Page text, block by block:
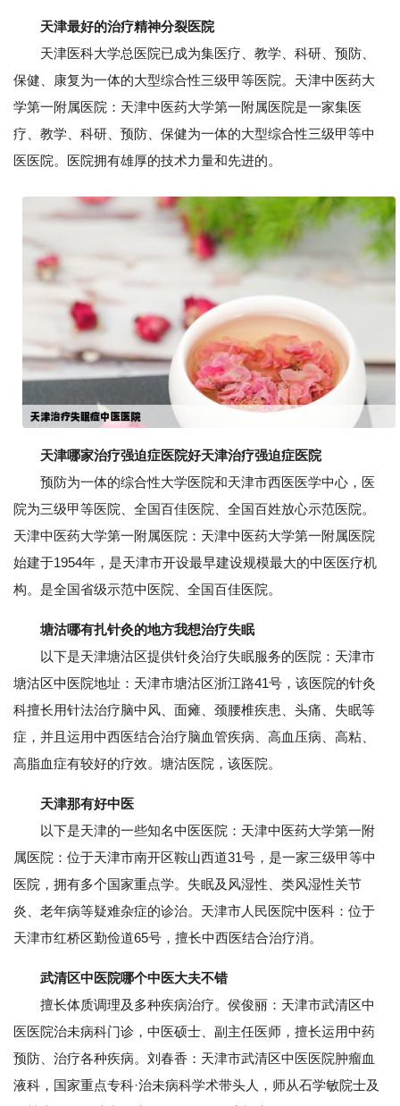
天津最好的治疗精神分裂医院
天津医科大学总医院已成为集医疗、教学、科研、预防、
保健、康复为一体的大型综合性三级甲等医院。天津中医药大
学第一附属医院：天津中医药大学第一附属医院是一家集医
疗、教学、科研、预防、保健为一体的大型综合性三级甲等中
医医院。医院拥有雄厚的技术力量和先进的。
天津哪家治疗强迫症医院好天津治疗强迫症医院
预防为一体的综合性大学医院和天津市西医医学中心，医
院为三级甲等医院、全国百佳医院、全国百姓放心示范医院。
天津中医药大学第一附属医院：天津中医药大学第一附属医院
始建于1954年，是天津市开设最早建设规模最大的中医医疗机
构。是全国省级示范中医院、全国百佳医院。
塘沽哪有扎针灸的地方我想治疗失眠
以下是天津塘沽区提供针灸治疗失眠服务的医院：天津市
塘沽区中医院地址：天津市塘沽区浙江路41号，该医院的针灸
科擅长用针法治疗脑中风、面瘫、颈腰椎疾患、头痛、失眠等
症，并且运用中西医结合治疗脑血管疾病、高血压病、高粘、
高脂血症有较好的疗效。塘沽医院，该医院。
天津那有好中医
以下是天津的一些知名中医医院：天津中医药大学第一附
属医院：位于天津市南开区鞍山西道31号，是一家三级甲等中
医院，拥有多个国家重点学。失眠及风湿性、类风湿性关节
炎、老年病等疑难杂症的诊治。天津市人民医院中医科：位于
天津市红桥区勤俭道65号，擅长中西医结合治疗消。
武清区中医院哪个中医大夫不错
擅长体质调理及多种疾病治疗。侯俊丽：天津市武清区中
医医院治未病科门诊，中医硕士、副主任医师，擅长运用中药
预防、治疗各种疾病。刘春香：天津市武清区中医医院肿瘤血
液科，国家重点专科·治未病科学术带头人，师从石学敏院士及